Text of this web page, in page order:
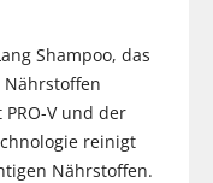
Shampoo, das
V und der
reinigt
Nährstoffen.